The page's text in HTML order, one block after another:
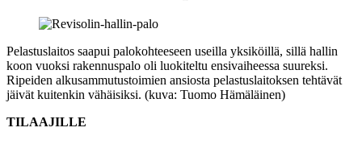
Pelastuslaitos saapui palokohteeseen useilla yksiköillä, sillä hallin
koon vuoksi rakennuspalo oli luokiteltu ensivaiheessa suureksi.
Ripeiden alkusammutustoimien ansiosta pelastuslaitoksen tehtävät
jäivät kuitenkin vähäisiksi. (kuva: Tuomo Hämäläinen)
TILAAJILLE